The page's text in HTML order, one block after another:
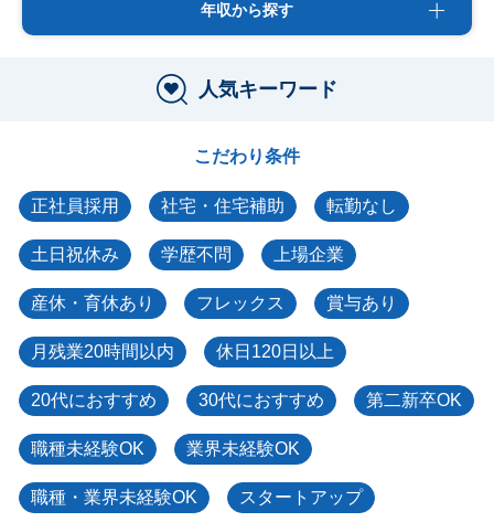
年収から探す
人気キーワード
こだわり条件
正社員採用 社宅・住宅補助 転勤なし
土日祝休み 学歴不問 上場企業
産休・育休あり フレックス 賞与あり
月残業20時間以内 休日120日以上
20代におすすめ 30代におすすめ 第二新卒OK
職種未経験OK 業界未経験OK
職種・業界未経験OK スタートアップ